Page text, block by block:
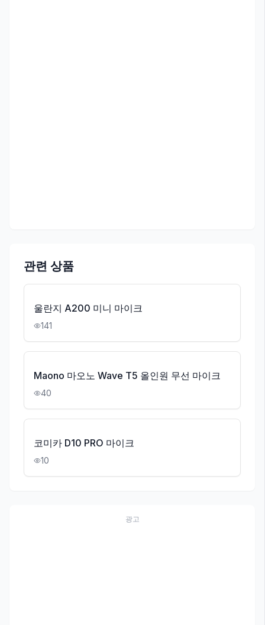
관련 상품
울란지 A200 미니 마이크
141
Maono 마오노 Wave T5 올인원 무선 마이크
40
코미카 D10 PRO 마이크
10
광고